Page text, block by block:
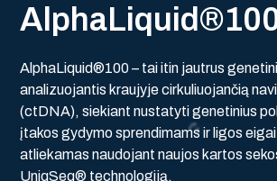
A phaLiquid®10
AlphaLiquid®100 – tai itin jautrus
analizuojantis kraujyje cirkuliuojančią
(ctDNA), siekiant nustatyti genetinius
įtakos gydymo sprendimams ir ligos
atliekamas naudojant naujos kartos
UniqSeq® technologiją.